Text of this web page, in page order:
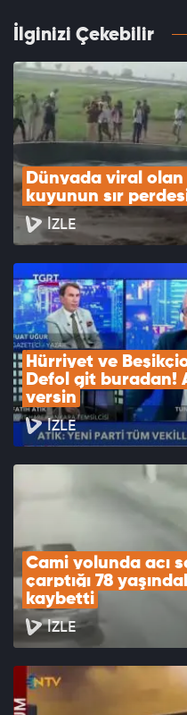
İlginizi Çekebilir
Dünyada viral
kuyunun sır
İZLE
Hürriyet ve
Defol git buradan!
versin
İZLE
Cami yolunda acı
çarptığı 78
kaybetti
İZLE